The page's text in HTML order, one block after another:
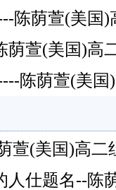
陈荫萱(美国
荫萱(美国)高
陈荫萱(美
萱(美国)高二
人仕题名--陈